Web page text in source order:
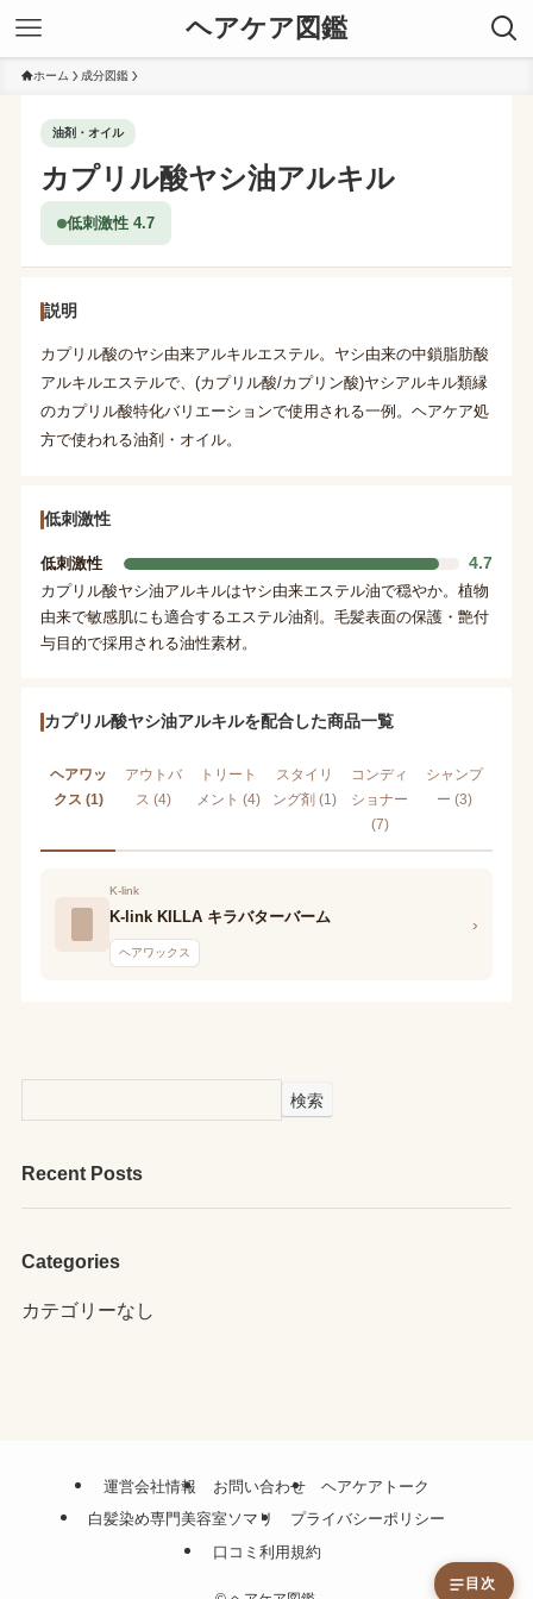
ヘアケア図鑑
ホーム 成分図鑑
油剤・オイル
カプリル酸ヤシ油アルキル
低刺激性 4.7
説明
カプリル酸のヤシ由来アルキルエステル。ヤシ由来の中鎖脂肪酸
アルキルエステルで、(カプリル酸/カプリン酸)ヤシアルキル類縁
のカプリル酸特化バリエーションで使用される一例。ヘアケア処
方で使われる油剤・オイル。
低刺激性
低刺激性 4.7
カプリル酸ヤシ油アルキルはヤシ由来エステル油で穏やか。植物
由来で敏感肌にも適合するエステル油剤。毛髪表面の保護・艶付
与目的で採用される油性素材。
カプリル酸ヤシ油アルキルを配合した商品一覧
ヘアワッ
クス (1)
アウトバ
ス (4)
トリート
メント (4)
スタイリ
ング剤 (1)
コンディ
ショナー
(7)
シャンプ
ー (3)
K-link
K-link KILLA キラバターバーム
ヘアワックス
›
検索
Recent Posts
Categories
カテゴリーなし
運営会社情報 お問い合わせ
ヘアケアトーク
白髪染め専門美容室ソマリ
プライバシーポリシー
口コミ利用規約
目次